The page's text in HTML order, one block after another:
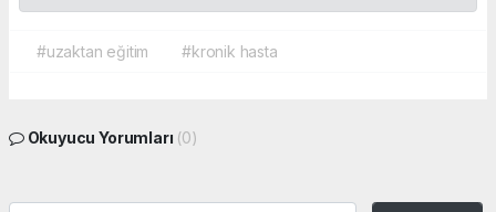
#uzaktan eğitim #kronik hasta
Okuyucu Yorumları (0)